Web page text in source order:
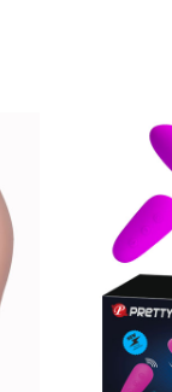
mềm mại,
kích thích
rung có thể